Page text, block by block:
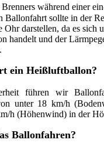
Brenners während einer
Ballonfahrt sollte in der
Ohr darstellen, da es sich
handelt und der
ein Heißluftballon?
führen wir
unter 18 km/h
h (Höhenwind) in der
Ballonfahren?